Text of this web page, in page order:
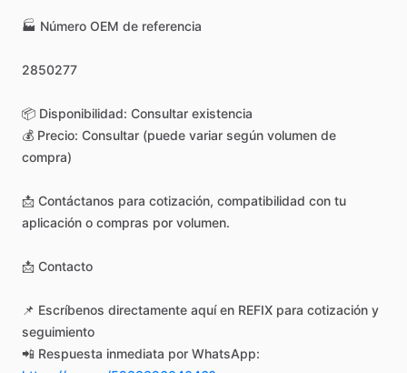
🏭 Número OEM de referencia
2850277
📦 Disponibilidad: Consultar existencia
💰 Precio: Consultar (puede variar según volumen de
compra)
📩 Contáctanos para cotización, compatibilidad con tu
aplicación o compras por volumen.
📩 Contacto
📌 Escríbenos directamente aquí en REFIX para cotización y
seguimiento
📲 Respuesta inmediata por WhatsApp: